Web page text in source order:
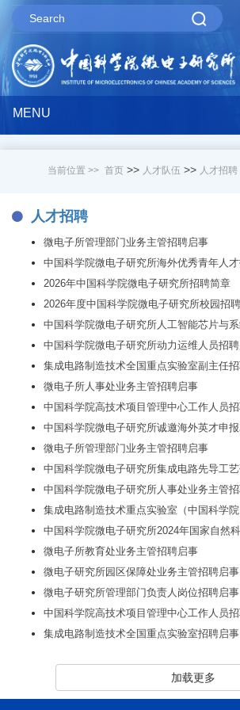
MENU
当前位置 >> 首页 >> 人才队伍 >> 人才招聘
人才招聘
微电子所管理部门业务主管招聘启事
2026年中国科学院微电子研究所招聘简章
微电子所人事处业务主管招聘启事
微电子所管理部门业务主管招聘启事
微电子所教育处业务主管招聘启事
微电子研究所园区保障处业务主管招聘启事
微电子研究所管理部门负责人岗位招聘启事
集成电路制造技术全国重点实验室招聘启事
加载更多